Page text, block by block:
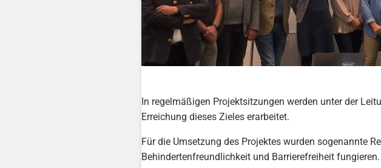
In regelmäßigen Projektsitzungen werden unter der
Erreichung dieses Zieles erarbeitet.
Für die Umsetzung des Projektes wurden sogenannte
Behindertenfreundlichkeit und Barrierefreiheit fungieren.